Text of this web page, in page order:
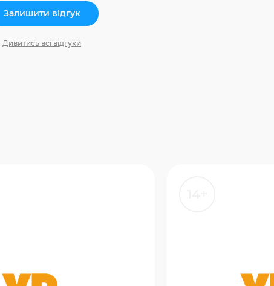
Залишити відгук
Дивитись всі відгуки